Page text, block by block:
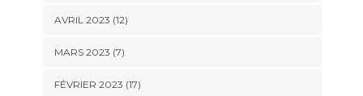
AVRIL 2023 (12)
MARS 2023 (7)
FÉVRIER 2023 (17)